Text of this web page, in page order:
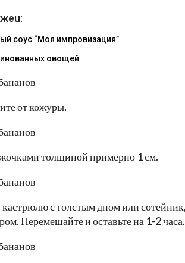
соус “Моя импровизация”
овощей
от кожуры.
толщиной примерно 1 см.
с толстым дном или
Перемешайте и оставьте на 1-2 часа.